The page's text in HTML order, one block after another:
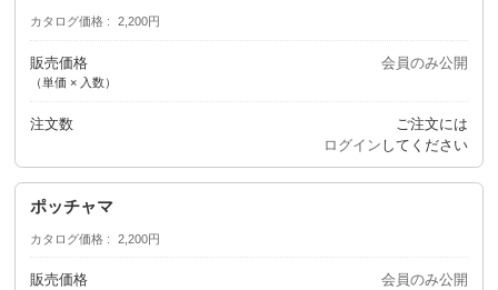
カタログ価格 2,200円
販売価格
（単価 × 入数）
会員のみ公開
注文数
ご注文には
ログイン してください
ポッチャマ
カタログ価格 2,200円
販売価格 会員のみ公開